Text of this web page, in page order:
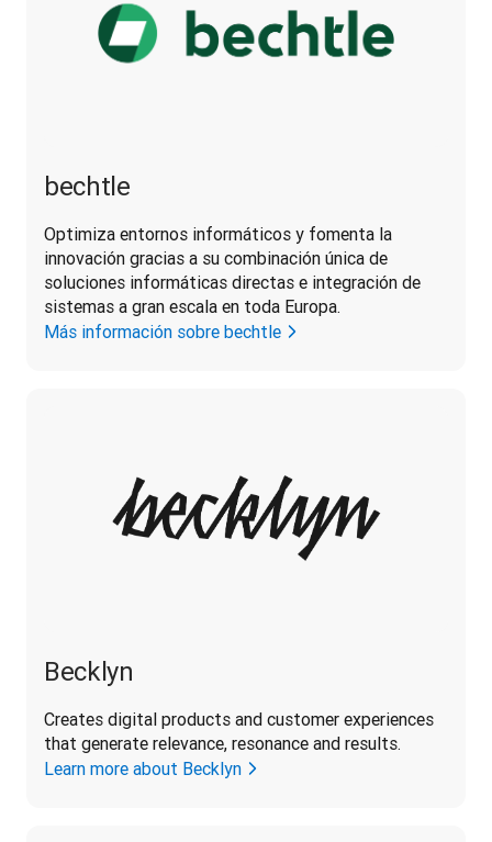
bechtle
Optimiza entornos informáticos y fomenta la
innovación gracias a su combinación única de
soluciones informáticas directas e integración de
sistemas a gran escala en toda Europa.
Más información sobre bechtle
Becklyn
Creates digital products and customer experiences
that generate relevance, resonance and results.
Learn more about Becklyn